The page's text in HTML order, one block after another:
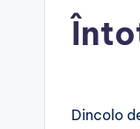
Dincolo